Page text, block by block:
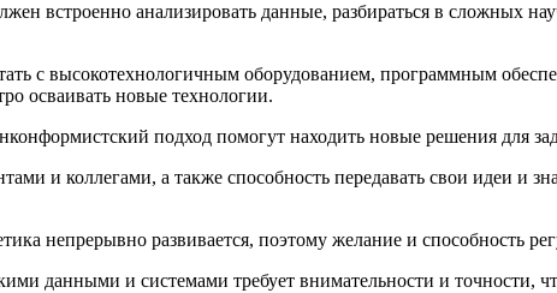
встроенно анализировать данные, разбираться в сложных
с высокотехнологичным оборудованием, программным
осваивать новые технологии.
подход помогут находить новые решения для
и коллегами, а также способность передавать свои идеи
непрерывно развивается, поэтому желание и способность
данными и системами требует внимательности и точности,